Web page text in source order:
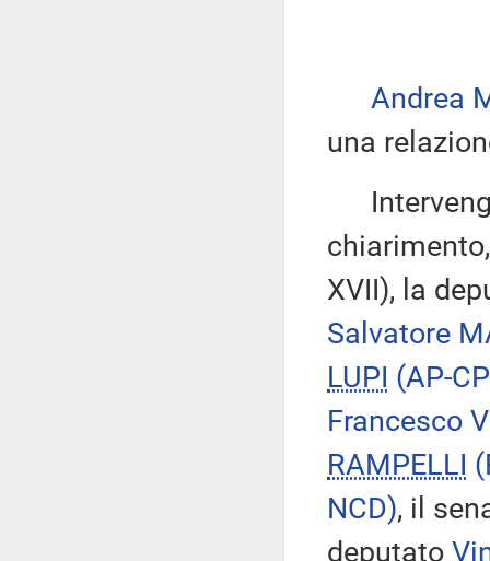
Andrea
una
XVII), la
Salvatore
LUPI (AP-
Francesco
RAMPELLI
NCD), il
deputato